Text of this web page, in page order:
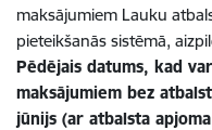
maksājumiem Lauku
pieteikšanās sistēmā,
Pēdējais datums, kad
maksājumiem bez
jūnijs (ar atbalsta